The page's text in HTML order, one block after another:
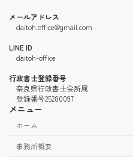
メールアドレス
daitoh.office@gmail.com
LINE ID
daitoh-office
行政書士登録番号
奈良県行政書士会所属
登録番号25280097
メニュー
ホーム
事務所概要